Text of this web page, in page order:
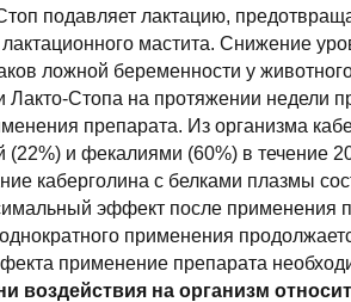
подавляет лактацию,
мастита. Снижение
ложной беременности у
Лакто-Стопа на протяжении недели
препарата. Из организма
и фекалиями (60%) в течение
каберголина с белками плазмы
эффект после применения
применения
применение препарата
воздействия на организм